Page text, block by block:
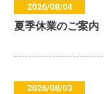
2026/08/04
夏季休業のご案内
2026/08/03